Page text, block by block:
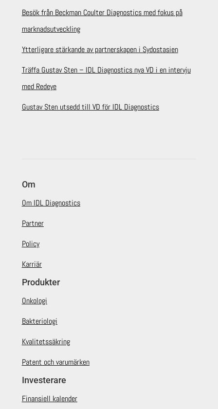
Besök från Beckman Coulter Diagnostics med fokus på
marknadsutveckling
Ytterligare stärkande av partnerskapen i Sydostasien
Träffa Gustav Sten – IDL Diagnostics nya VD i en intervju
med Redeye
Gustav Sten utsedd till VD för IDL Diagnostics
Om
Om IDL Diagnostics
Partner
Policy
Karriär
Produkter
Onkologi
Bakteriologi
Kvalitetssäkring
Patent och varumärken
Investerare
Finansiell kalender